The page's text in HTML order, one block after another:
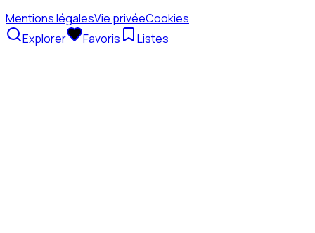
Mentions légalesVie privéeCookies
Explorer
Favoris Listes